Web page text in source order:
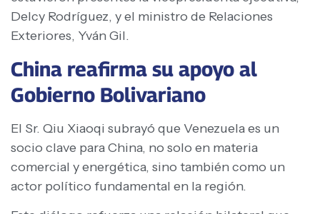
Delcy Rodríguez, y el ministro de Relaciones
Exteriores, Yván Gil.
China reafirma su apoyo al
Gobierno Bolivariano
El Sr. Qiu Xiaoqi subrayó que Venezuela es un
socio clave para China, no solo en materia
comercial y energética, sino también como un
actor político fundamental en la región.